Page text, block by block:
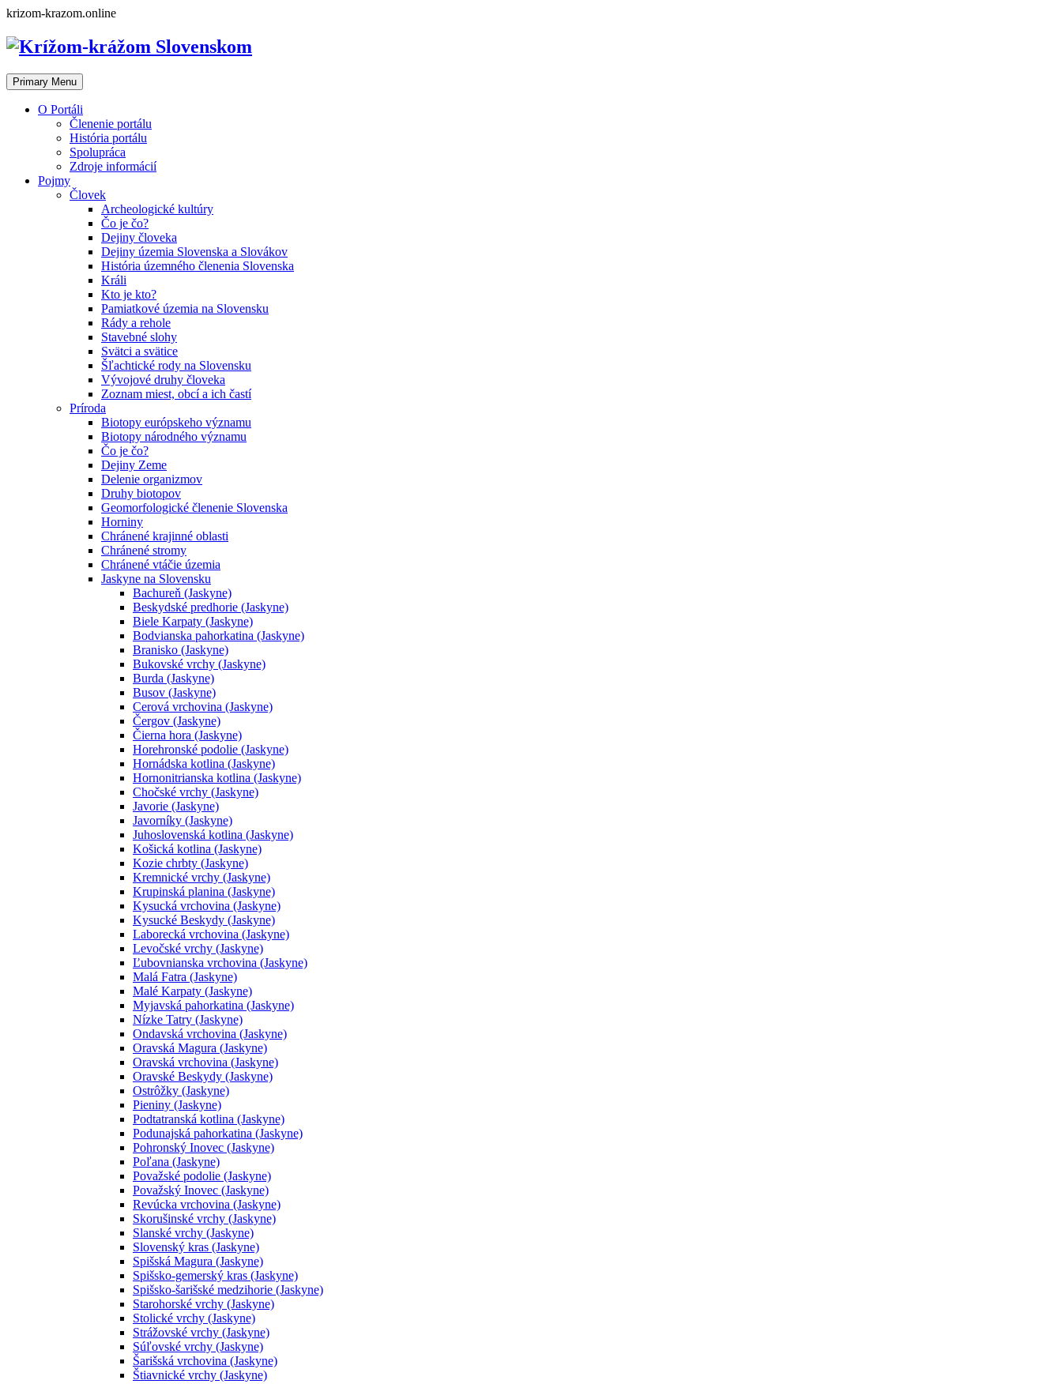
Skip
content
krizom-krazom.online
Primary Menu
O Portáli
Členenie portálu
História portálu
Spolupráca
Zdroje informácií
Pojmy
Človek
Archeologické kultúry
Čo je čo?
Dejiny človeka
Dejiny územia Slovenska a Slovákov
História územného členenia Slovenska
Králi
Kto je kto?
Pamiatkové územia na Slovensku
Rády a rehole
Stavebné slohy
Svätci a svätice
Šľachtické rody na Slovensku
Vývojové druhy človeka
Zoznam miest, obcí a ich častí
Príroda
Biotopy európskeho významu
Biotopy národného významu
Čo je čo?
Dejiny Zeme
Delenie organizmov
Druhy biotopov
Geomorfologické členenie Slovenska
Horniny
Chránené krajinné oblasti
Chránené stromy
Chránené vtáčie územia
Jaskyne na Slovensku
Bachureň (Jaskyne)
Beskydské predhorie (Jaskyne)
Biele Karpaty (Jaskyne)
Bodvianska pahorkatina (Jaskyne)
Branisko (Jaskyne)
Bukovské vrchy (Jaskyne)
Burda (Jaskyne)
Busov (Jaskyne)
Cerová vrchovina (Jaskyne)
Čergov (Jaskyne)
Čierna hora (Jaskyne)
Horehronské podolie (Jaskyne)
Hornádska kotlina (Jaskyne)
Hornonitrianska kotlina (Jaskyne)
Chočské vrchy (Jaskyne)
Javorie (Jaskyne)
Javorníky (Jaskyne)
Juhoslovenská kotlina (Jaskyne)
Košická kotlina (Jaskyne)
Kozie chrbty (Jaskyne)
Kremnické vrchy (Jaskyne)
Krupinská planina (Jaskyne)
Kysucká vrchovina (Jaskyne)
Kysucké Beskydy (Jaskyne)
Laborecká vrchovina (Jaskyne)
Levočské vrchy (Jaskyne)
Ľubovnianska vrchovina (Jaskyne)
Malá Fatra (Jaskyne)
Malé Karpaty (Jaskyne)
Myjavská pahorkatina (Jaskyne)
Nízke Tatry (Jaskyne)
Ondavská vrchovina (Jaskyne)
Oravská Magura (Jaskyne)
Oravská vrchovina (Jaskyne)
Oravské Beskydy (Jaskyne)
Ostrôžky (Jaskyne)
Pieniny (Jaskyne)
Podtatranská kotlina (Jaskyne)
Podunajská pahorkatina (Jaskyne)
Pohronský Inovec (Jaskyne)
Poľana (Jaskyne)
Považské podolie (Jaskyne)
Považský Inovec (Jaskyne)
Revúcka vrchovina (Jaskyne)
Skorušinské vrchy (Jaskyne)
Slanské vrchy (Jaskyne)
Slovenský kras (Jaskyne)
Spišská Magura (Jaskyne)
Spišsko-gemerský kras (Jaskyne)
Spišsko-šarišské medzihorie (Jaskyne)
Starohorské vrchy (Jaskyne)
Stolické vrchy (Jaskyne)
Strážovské vrchy (Jaskyne)
Súľovské vrchy (Jaskyne)
Šarišská vrchovina (Jaskyne)
Štiavnické vrchy (Jaskyne)